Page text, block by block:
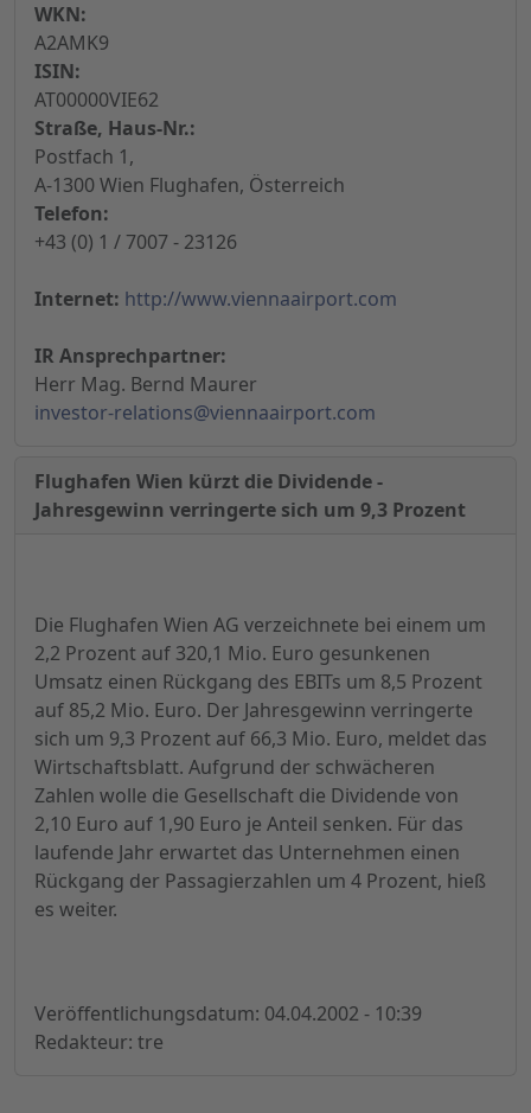
WKN:
A2AMK9
ISIN:
AT00000VIE62
Straße, Haus-Nr.:
Postfach 1,
A-1300 Wien Flughafen, Österreich
Telefon:
+43 (0) 1 / 7007 - 23126
Internet: http://www.viennaairport.com
IR Ansprechpartner:
Herr Mag. Bernd Maurer
investor-relations@viennaairport.com
Flughafen Wien kürzt die Dividende -
Jahresgewinn verringerte sich um 9,3 Prozent
Die Flughafen Wien AG verzeichnete bei einem um
2,2 Prozent auf 320,1 Mio. Euro gesunkenen
Umsatz einen Rückgang des EBITs um 8,5 Prozent
auf 85,2 Mio. Euro. Der Jahresgewinn verringerte
sich um 9,3 Prozent auf 66,3 Mio. Euro, meldet das
Wirtschaftsblatt. Aufgrund der schwächeren
Zahlen wolle die Gesellschaft die Dividende von
2,10 Euro auf 1,90 Euro je Anteil senken. Für das
laufende Jahr erwartet das Unternehmen einen
Rückgang der Passagierzahlen um 4 Prozent, hieß
es weiter.
Veröffentlichungsdatum: 04.04.2002 - 10:39
Redakteur: tre